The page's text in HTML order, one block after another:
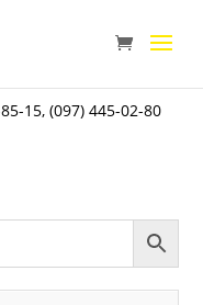
15,(097) 445-02-80